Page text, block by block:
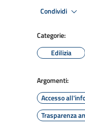
Condividi
Categorie:
Edilizia
Argomenti:
Accesso
Trasparenza